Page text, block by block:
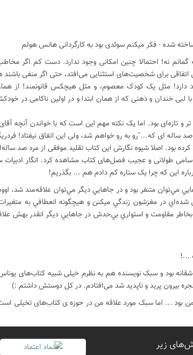
شده - فکر میکنم سوئدی بود به کارگردانی هانس هولم
نه! احتمالا چنین امکانی وجود ندارد. دست کم اگر
اتفاقی برای شخصیت‌های استثنایی می‌افتد، حتی اگر منفی
دارد! مثل یک کودک معصوم، و مثل هیچکس قانونمند! از
لبی خندان و ذهنی که از همان ابتدا و در اولین ناکامی در
تازه‌ای بود. اما یک نکته مهم این است که با خواندن آنچه
ساله ای که..."رو به رو خواهم شد، ولی این اتفاق نیفتاد!
بود. اصلا شیوه نگارش این کتاب تقلید موفقی از مرد صد
طولانی و عجیب فصل‌های کتاب مشاهده کرد. انگار ادبیات
این که چرا یک ستاره کم دادم هم ... بگذریم!
مي‌توان متنفر بود و در جاهايي ديگر مي‌توان علاقه‌مند شد،
در مغزشون زندگي ميكنن و هيچگونه انعطافي به متغيرات
بخاطر مقاومت و استواري بي‌حدش در جاهايي ديگر انقدر بهش
...!
بود و سبک نویسنده هم به نظرم خیلی شبیه کتاب‌های
بیرون پرید و ناپدید شد می‌افتادم. در کل دوستش داشتم :)
من بود ... اما سبک مورد علاقه من در حوزه ی کتاب‌های تخیلی
زیر